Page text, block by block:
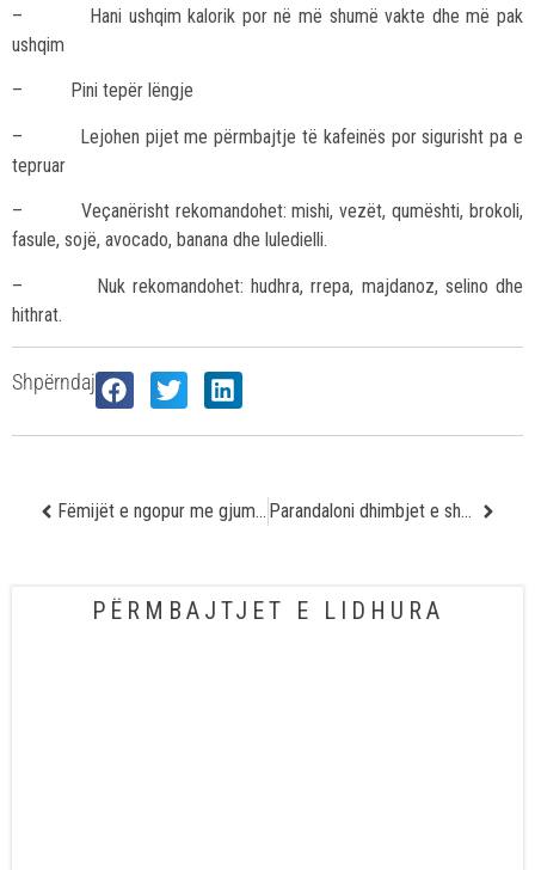
– Hani ushqim kalorik por në më shumë vakte dhe më pak
ushqim
– Pini tepër lëngje
– Lejohen pijet me përmbajtje të kafeinës por sigurisht pa e
tepruar
– Veçanërisht rekomandohet: mishi, vezët, qumështi, brokoli,
fasule, sojë, avocado, banana dhe luledielli.
– Nuk rekomandohet: hudhra, rrepa, majdanoz, selino dhe
hithrat.
Shpërndaj
Fëmijët e ngopur me gjumë mësojnë më mirë Parandaloni dhimbjet e shpinës
PËRMBAJTJET E LIDHURA